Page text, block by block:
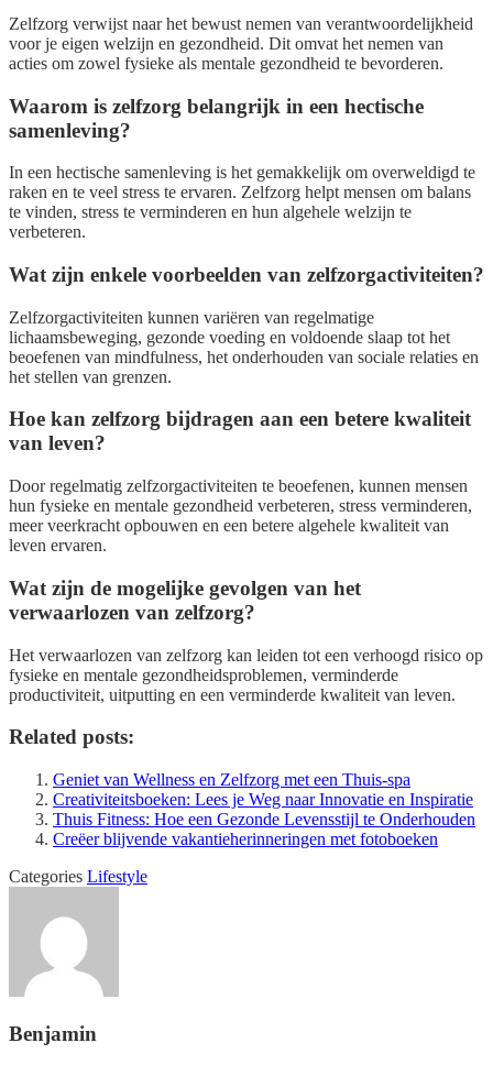
Zelfzorg verwijst naar het bewust nemen van verantwoordelijkheid
voor je eigen welzijn en gezondheid. Dit omvat het nemen van
acties om zowel fysieke als mentale gezondheid te bevorderen.
Waarom is zelfzorg belangrijk in een hectische
samenleving?
In een hectische samenleving is het gemakkelijk om overweldigd te
raken en te veel stress te ervaren. Zelfzorg helpt mensen om balans
te vinden, stress te verminderen en hun algehele welzijn te
verbeteren.
Wat zijn enkele voorbeelden van zelfzorgactiviteiten?
Zelfzorgactiviteiten kunnen variëren van regelmatige
lichaamsbeweging, gezonde voeding en voldoende slaap tot het
beoefenen van mindfulness, het onderhouden van sociale relaties en
het stellen van grenzen.
Hoe kan zelfzorg bijdragen aan een betere kwaliteit
van leven?
Door regelmatig zelfzorgactiviteiten te beoefenen, kunnen mensen
hun fysieke en mentale gezondheid verbeteren, stress verminderen,
meer veerkracht opbouwen en een betere algehele kwaliteit van
leven ervaren.
Wat zijn de mogelijke gevolgen van het
verwaarlozen van zelfzorg?
Het verwaarlozen van zelfzorg kan leiden tot een verhoogd risico op
fysieke en mentale gezondheidsproblemen, verminderde
productiviteit, uitputting en een verminderde kwaliteit van leven.
Related posts:
Geniet van Wellness en Zelfzorg met een Thuis-spa
Creativiteitsboeken: Lees je Weg naar Innovatie en Inspiratie
Thuis Fitness: Hoe een Gezonde Levensstijl te Onderhouden
Creëer blijvende vakantieherinneringen met fotoboeken
Categories Lifestyle
Benjamin